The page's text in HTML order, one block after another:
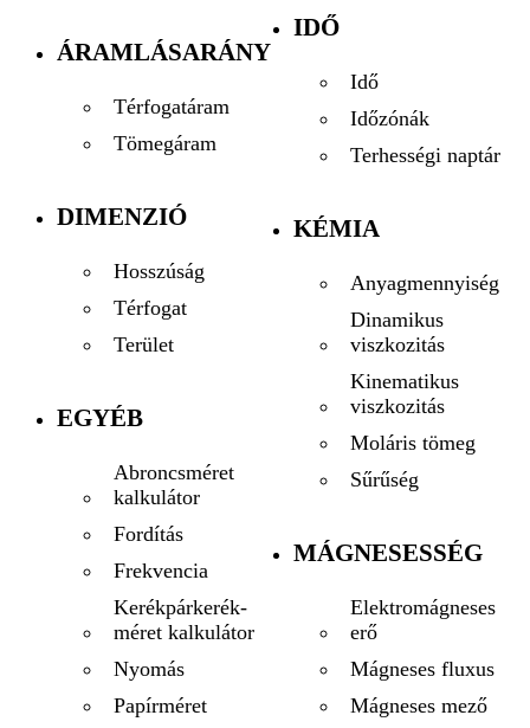
ÁRAMLÁSARÁNY
Térfogatáram
Tömegáram
DIMENZIÓ
Hosszúság
Térfogat
Terület
EGYÉB
Abroncsméret
kalkulátor
Fordítás
Frekvencia
Kerékpárkerék-
méret kalkulátor
Nyomás
Papírméret
IDŐ
Idő
Időzónák
Terhességi naptár
KÉMIA
Anyagmennyiség
Dinamikus
viszkozitás
Kinematikus
viszkozitás
Moláris tömeg
Sűrűség
MÁGNESESSÉG
Elektromágneses
erő
Mágneses fluxus
Mágneses mező